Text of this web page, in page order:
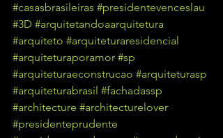
#casasbrasileiras #presidentevenceslau
#3D #arquitetandoaarquitetura
#arquiteto #arquiteturaresidencial
#arquiteturaporamor #sp
#arquiteturaeconstrucao #arquiteturasp
#arquiteturabrasil #fachadassp
#architecture #architecturelover
#presidenteprudente